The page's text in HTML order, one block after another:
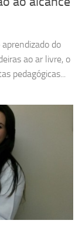
do
ao ar livre, o
pedagógicas...